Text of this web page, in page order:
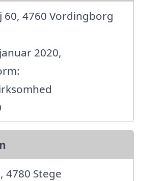
60, 4760 Vordingborg
2020,
Stege